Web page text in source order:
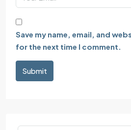
Save my name, email, and
for the next time I comment.
Submit